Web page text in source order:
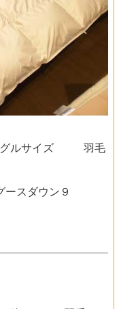
ングルサイズ 羽毛
スダウン９